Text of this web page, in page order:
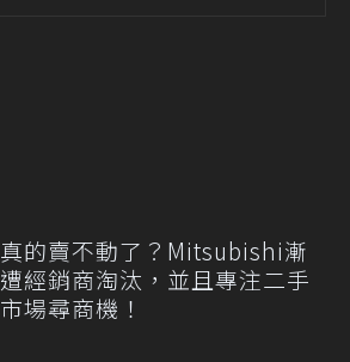
真的賣不動了？Mitsubishi漸
遭經銷商淘汰，並且專注二手
市場尋商機！